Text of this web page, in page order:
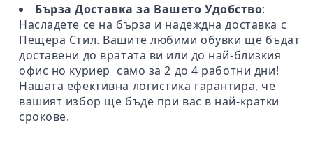
Бърза Доставка за Вашето Удобство:
Насладете се на бърза и надеждна доставка с
Пещера Стил. Вашите любими обувки ще бъдат
доставени до вратата ви или до най-близкия
офис но куриер само за 2 до 4 работни дни!
Нашата ефективна логистика гарантира, че
вашият избор ще бъде при вас в най-кратки
срокове.